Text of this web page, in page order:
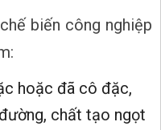
biến công nghiệp
hoặc đã cô đặc,
chất tạo ngọt